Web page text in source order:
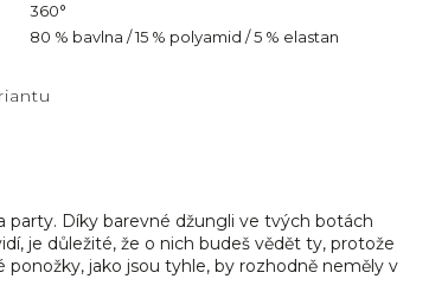
360°
80 % bavlna / 15 % polyamid / 5 % elastan
party. Díky barevné džungli ve tvých botách
je důležité, že o nich budeš vědět ty, protože
jako jsou tyhle, by rozhodně neměly v